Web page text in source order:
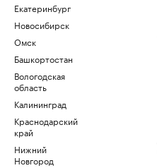
Екатеринбург
Новосибирск
Омск
Башкортостан
Вологодская
область
Калининград
Краснодарский
край
Нижний
Новгород